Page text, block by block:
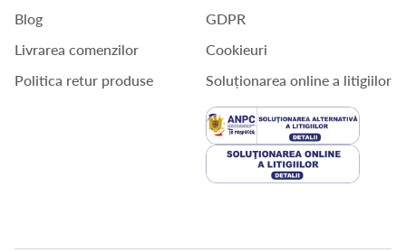
Blog
Livrarea comenzilor
Politica retur produse
GDPR
Cookieuri
Soluționarea online a litigiilor